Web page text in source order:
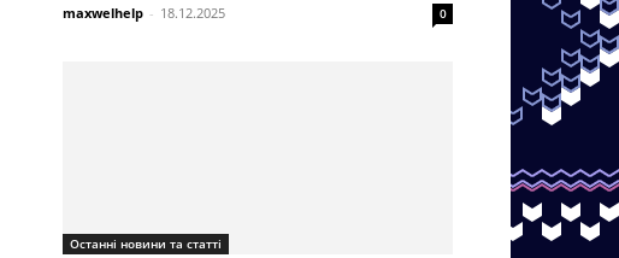
maxwelhelp - 18.12.2025 0
Останні новини та статті